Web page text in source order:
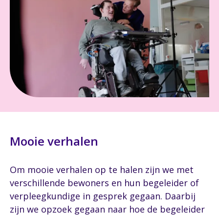
Mooie verhalen
Om mooie verhalen op te halen zijn we met
verschillende bewoners en hun begeleider of
verpleegkundige in gesprek gegaan. Daarbij
zijn we opzoek gegaan naar hoe de begeleider